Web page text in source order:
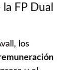
FP Dual
los